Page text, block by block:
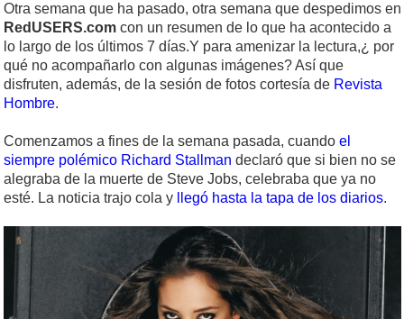
Otra semana que ha pasado, otra semana que despedimos en
RedUSERS.com con un resumen de lo que ha acontecido a
lo largo de los últimos 7 días.Y para amenizar la lectura,¿ por
qué no acompañarlo con algunas imágenes? Así que
disfruten, además, de la sesión de fotos cortesía de Revista
Hombre.
Comenzamos a fines de la semana pasada, cuando el
siempre polémico Richard Stallman declaró que si bien no se
alegraba de la muerte de Steve Jobs, celebraba que ya no
esté. La noticia trajo cola y
llegó hasta la tapa de los diarios.